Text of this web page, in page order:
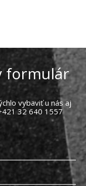
formulár
vybaviť u nás aj
32 640 1557